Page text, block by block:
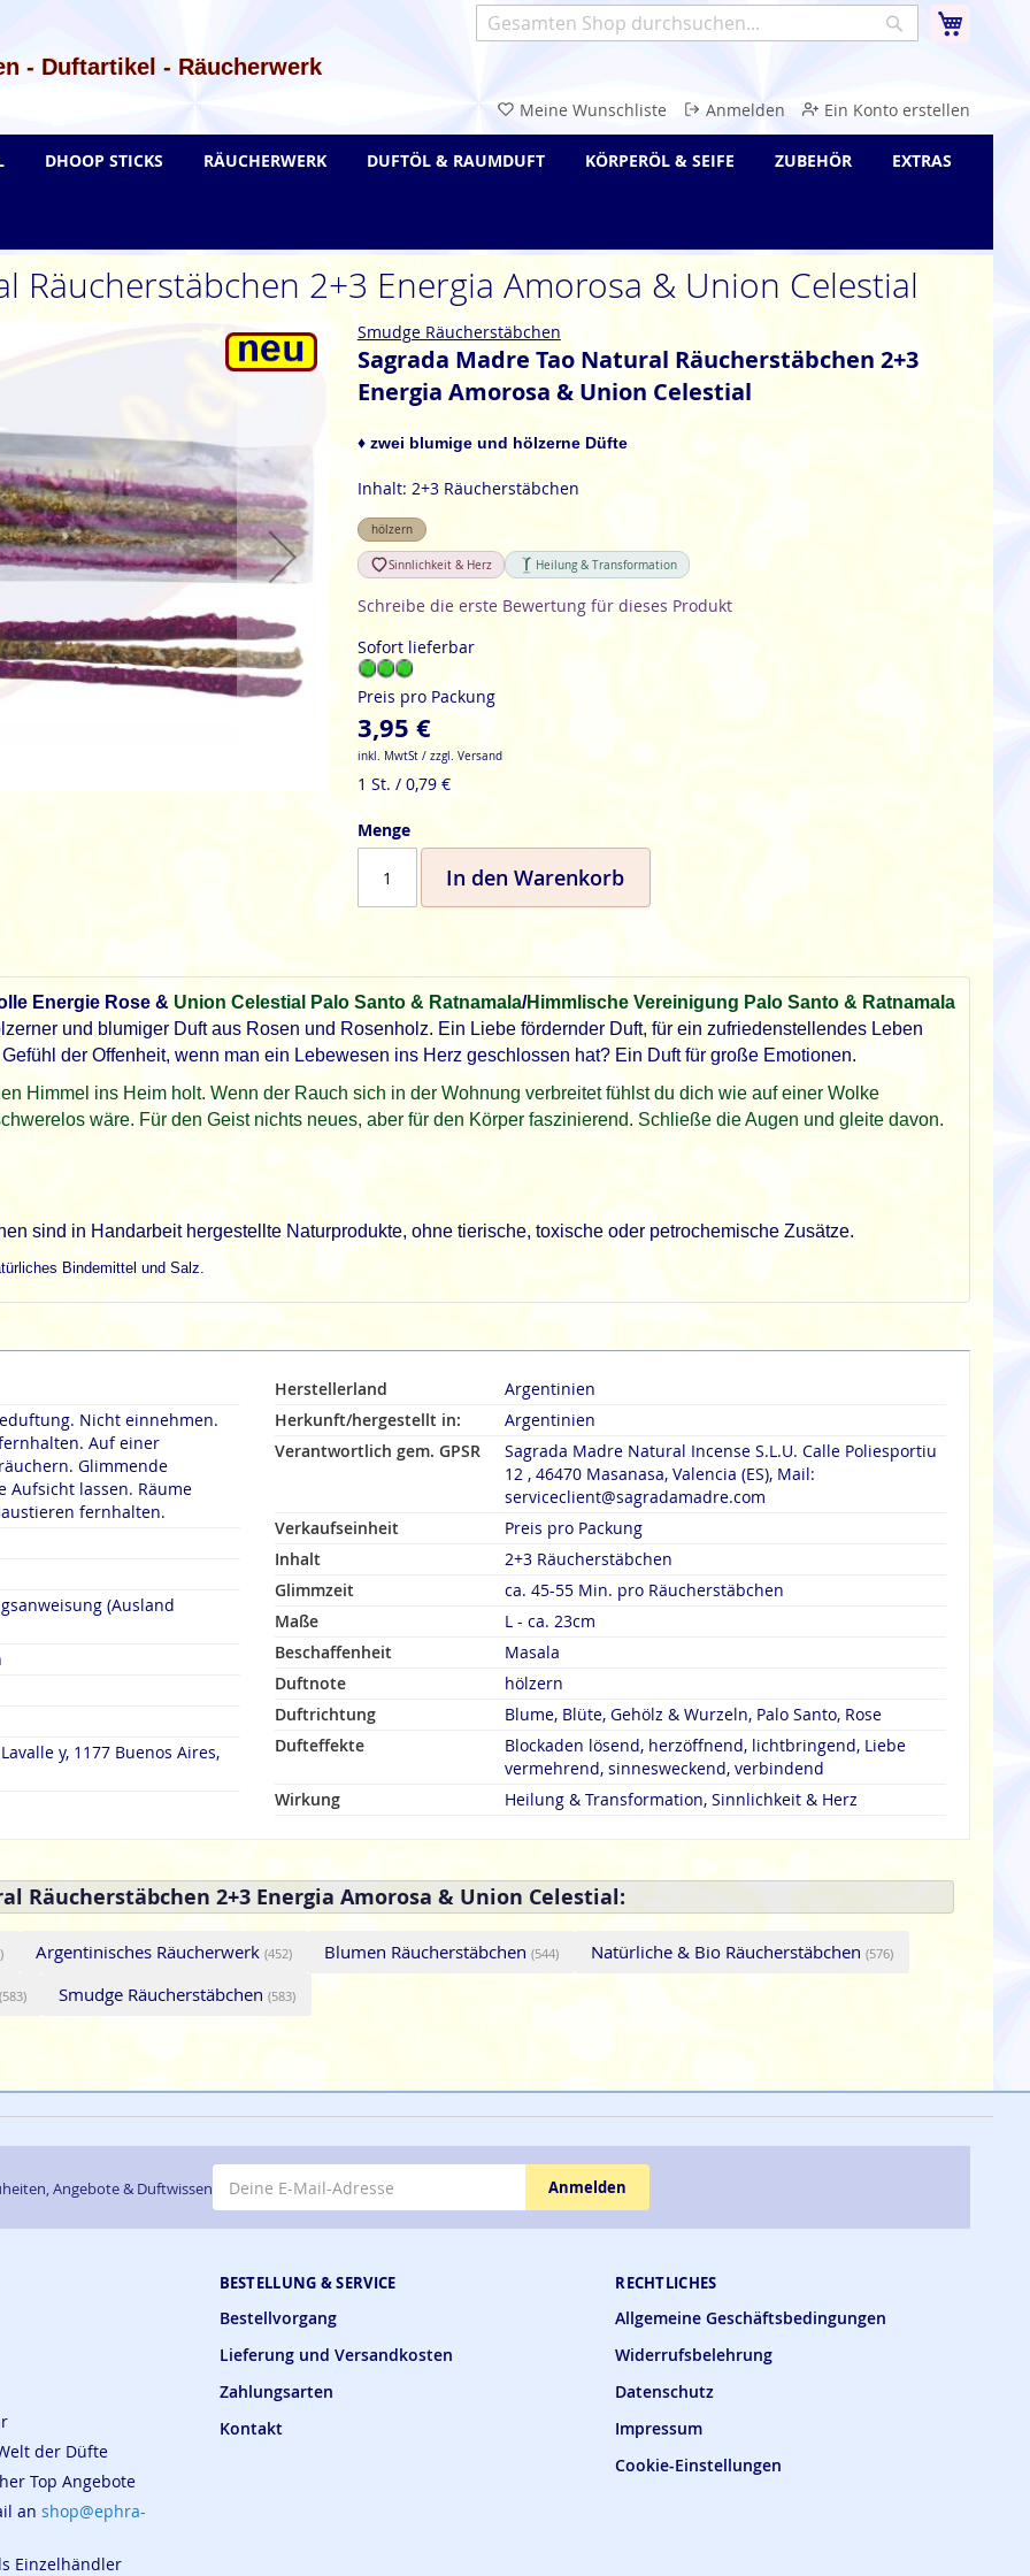
Suche
- Duftartikel - Räucherwerk
Meine Wunschliste Anmelden Ein Konto erstellen
Räucherstäbchen 2+3 Energia Amorosa & Union Celestial
Smudge Räucherstäbchen
Sagrada Madre Tao Natural Räucherstäbchen 2+3
Energia Amorosa & Union Celestial
♦ zwei blumige und hölzerne Düfte
Inhalt: 2+3 Räucherstäbchen
hölzern
Sinnlichkeit & Herz Heilung & Transformation
Schreibe die erste Bewertung für dieses Produkt
Sofort lieferbar
Preis pro Packung
3,95 €
inkl. MwtSt / zzgl. Versand
1 St. / 0,79 €
Menge
In den Warenkorb
Energie Rose & Union Celestial Palo Santo & Ratnamala/Himmlische Vereinigung Palo Santo & Ratnamala
und blumiger Duft aus Rosen und Rosenholz. Ein Liebe fördernder Duft, für ein zufriedenstellendes Leben
der Offenheit, wenn man ein Lebewesen ins Herz geschlossen hat? Ein Duft für große Emotionen.
Himmel ins Heim holt. Wenn der Rauch sich in der Wohnung verbreitet fühlst du dich wie auf einer Wolke
wäre. Für den Geist nichts neues, aber für den Körper faszinierend. Schließe die Augen und gleite davon.
sind in Handarbeit hergestellte Naturprodukte, ohne tierische, toxische oder petrochemische Zusätze.
Bindemittel und Salz.
Nicht einnehmen.
Auf einer
Glimmende
Aufsicht lassen. Räume
fernhalten.
(Ausland
y, 1177 Buenos Aires,
Herstellerland
Argentinien
Herkunft/hergestellt in:
Argentinien
Verantwortlich gem. GPSR
Sagrada Madre Natural Incense S.L.U. Calle Poliesportiu
12 , 46470 Masanasa, Valencia (ES), Mail:
serviceclient@sagradamadre.com
Verkaufseinheit
Preis pro Packung
Inhalt
2+3 Räucherstäbchen
Glimmzeit
ca. 45-55 Min. pro Räucherstäbchen
Maße
L - ca. 23cm
Beschaffenheit
Masala
Duftnote
hölzern
Duftrichtung
Blume, Blüte, Gehölz & Wurzeln, Palo Santo, Rose
Dufteffekte
Blockaden lösend, herzöffnend, lichtbringend, Liebe
vermehrend, sinnesweckend, verbindend
Wirkung
Heilung & Transformation, Sinnlichkeit & Herz
Räucherstäbchen 2+3 Energia Amorosa & Union Celestial:
Argentinisches Räucherwerk (452) Blumen Räucherstäbchen (544) Natürliche & Bio Räucherstäbchen (576)
(583) Smudge Räucherstäbchen (583)
DHOOP STICKS RÄUCHERWERK DUFTÖL & RAUMDUFT KÖRPERÖL & SEIFE ZUBEHÖR EXTRAS
BESTELLUNG & SERVICE
Bestellvorgang
Lieferung und Versandkosten
Zahlungsarten
Kontakt
RECHTLICHES
Allgemeine Geschäftsbedingungen
Widerrufsbelehrung
Datenschutz
Impressum
Cookie-Einstellungen
Angebote & Duftwissen
E-Mail-Adresse
Anmelden
der Düfte
Top Angebote
an shop@ephra-
Einzelhändler